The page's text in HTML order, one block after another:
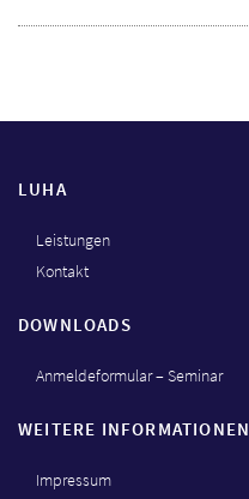
LUHA
Leistungen
Kontakt
DOWNLOADS
Anmeldeformular – Seminar
WEITERE INFORMATIONEN
Impressum